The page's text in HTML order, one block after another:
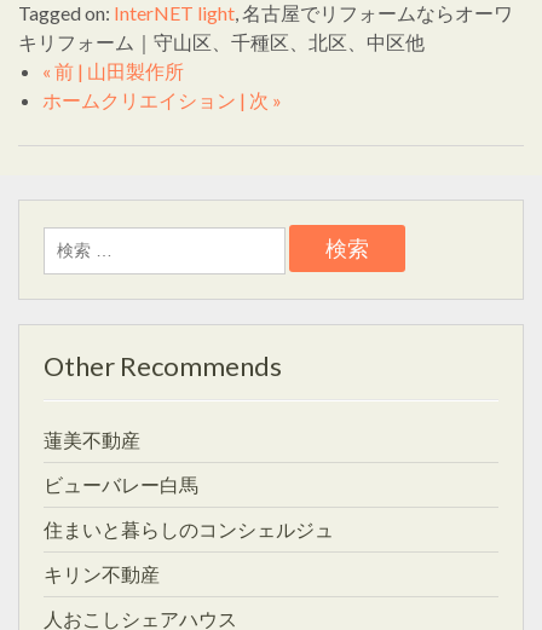
Tagged on: InterNET light, 名古屋でリフォームならオーワ
キリフォーム｜守山区、千種区、北区、中区他
« 前 | 山田製作所
ホームクリエイション | 次 »
検
索:
Other Recommends
蓮美不動産
ビューバレー白馬
住まいと暮らしのコンシェルジュ
キリン不動産
人おこしシェアハウス